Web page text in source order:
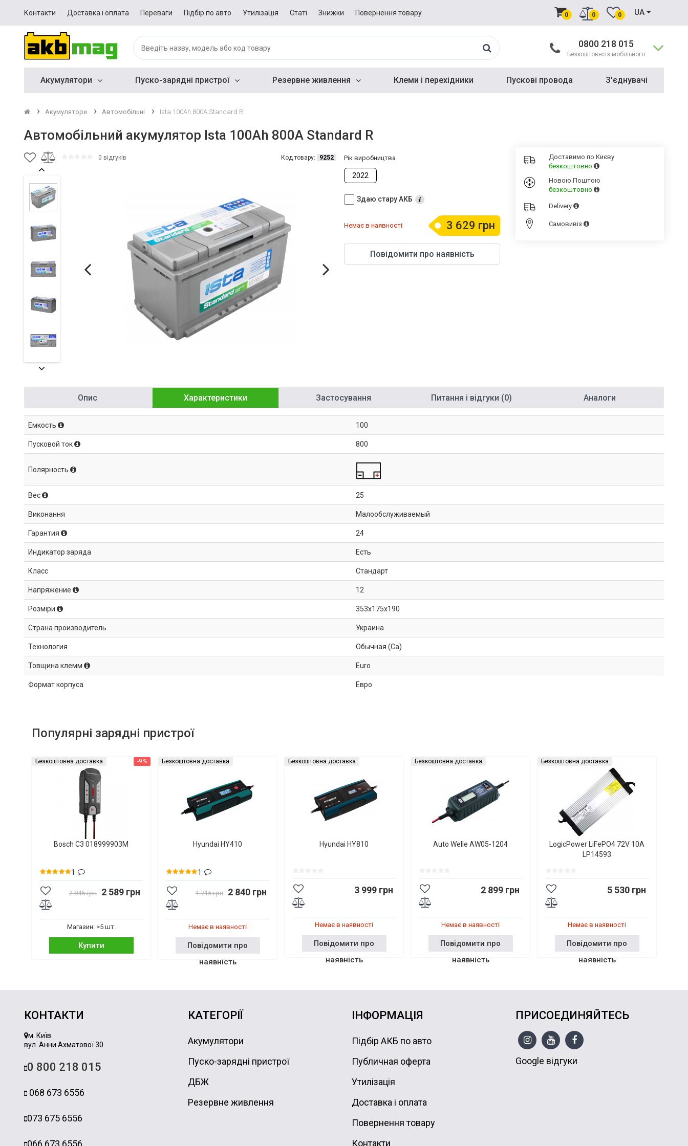
Контакти Доставка і оплата Переваги Підбір по авто Утилізація Статі Знижки Повернення товару 0 0 0 UA
0800 218 015
Безкоштовно з мобільного
Акумулятори Пуско-зарядні пристрої Резервне живлення Клеми і перехідники Пускові провода З'єднувачі
Акумулятори Автомобільні Ista 100Ah 800A Standard R
Автомобільний акумулятор Ista 100Ah 800A Standard R
0 відгуків Код товару: 9252 Рік виробництва
2022
Здаю стару АКБ
3 629 грн
Немає в наявності
Повідомити про наявність
Доставимо по Києву
безкоштовно
Новою Поштою
безкоштовно
Delivery
Cамовивіз
Опис Характеристики Застосування Питання і відгуки (0) Аналоги
Емкость 100
Пусковой ток 800
Полярность
Вес 25
Виконання Малообслуживаемый
Гарантия 24
Индикатор заряда Есть
Класс Стандарт
Напряжение 12
Розміри 353x175x190
Страна производитель Украина
Технология Обычная (Ca)
Товщина клемм Euro
Формат корпуса Евро
Популярні зарядні пристрої
-9%
Безкоштовна доставка
Bosch C3 018999903M
1
2 845 грн 2 589 грн
Магазин: >5 шт.
Купити
Безкоштовна доставка
Hyundai HY410
1
1 715 грн 2 840 грн
Немає в наявності
Повідомити про
наявність
Безкоштовна доставка
Hyundai HY810
3 999 грн
Немає в наявності
Повідомити про
наявність
Безкоштовна доставка
Auto Welle AW05-1204
2 899 грн
Немає в наявності
Повідомити про
наявність
Безкоштовна доставка
LogicPower LiFePO4 72V 10A
LP14593
5 530 грн
Немає в наявності
Повідомити про
наявність
КОНТАКТИ
м. Київ
вул. Анни Ахматової 30
0 800 218 015
068 673 6556
073 675 6556
КАТЕГОРІЇ
Акумулятори
Пуско-зарядні пристрої
ДБЖ
Резервне живлення
ІНФОРМАЦІЯ
Підбір АКБ по авто
Публичная оферта
Утилізація
Доставка і оплата
Повернення товару
Контакти
ПРИСОЕДИНЯЙТЕСЬ
Google відгуки